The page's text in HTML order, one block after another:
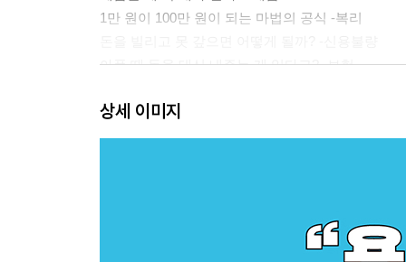
1만 원이 100만 원이 되는 마법의 공식 -복리
아플 때 돈을 대신 내주는 게 있다고? -보험
2장. 가격은 왜 달라지고, 사람들은 왜 사게 될까? -
마트 진열대는 왜 그렇게 배치돼 있을까? -소비자
음식물 쓰레기를 줄이면 왜 경제가 좋아질까? -자
상세 이미지